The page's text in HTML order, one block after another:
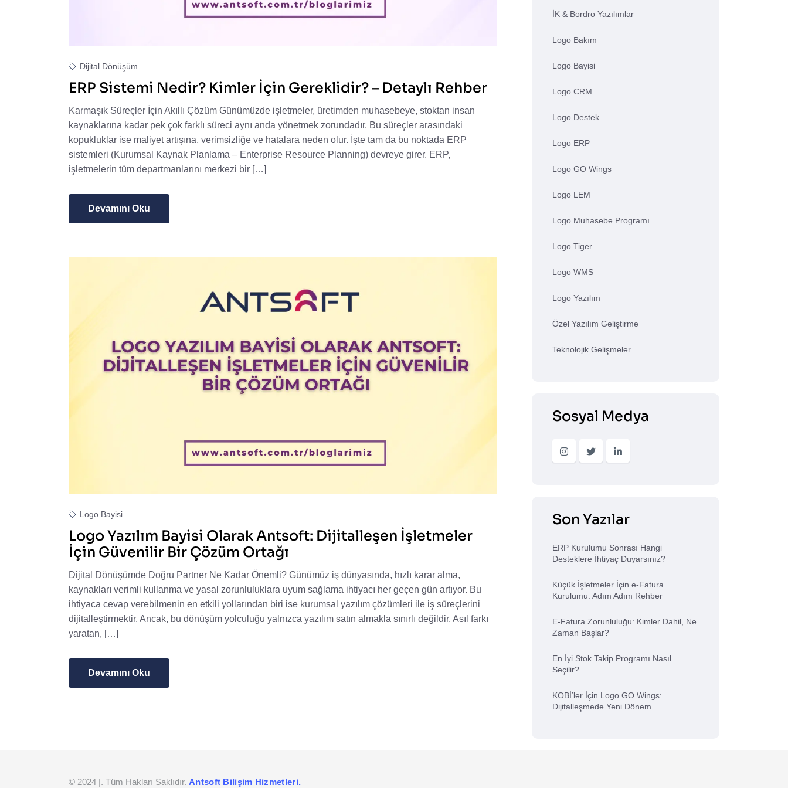
Dijital Dönüşüm
ERP Sistemi Nedir? Kimler İçin Gereklidir? – Detaylı Rehber
Karmaşık Süreçler İçin Akıllı Çözüm Günümüzde işletmeler, üretimden muhasebeye, stoktan insan
kaynaklarına kadar pek çok farklı süreci aynı anda yönetmek zorundadır. Bu süreçler arasındaki
kopukluklar ise maliyet artışına, verimsizliğe ve hatalara neden olur. İşte tam da bu noktada ERP
sistemleri (Kurumsal Kaynak Planlama – Enterprise Resource Planning) devreye girer. ERP,
işletmelerin tüm departmanlarını merkezi bir […]
Devamını Oku
Logo Bayisi
Logo Yazılım Bayisi Olarak Antsoft: Dijitalleşen İşletmeler
İçin Güvenilir Bir Çözüm Ortağı
Dijital Dönüşümde Doğru Partner Ne Kadar Önemli? Günümüz iş dünyasında, hızlı karar alma,
kaynakları verimli kullanma ve yasal zorunluluklara uyum sağlama ihtiyacı her geçen gün artıyor. Bu
ihtiyaca cevap verebilmenin en etkili yollarından biri ise kurumsal yazılım çözümleri ile iş süreçlerini
dijitalleştirmektir. Ancak, bu dönüşüm yolculuğu yalnızca yazılım satın almakla sınırlı değildir. Asıl farkı
yaratan, […]
Devamını Oku
İK & Bordro Yazılımlar
Logo Bakım
Logo Bayisi
Logo CRM
Logo Destek
Logo ERP
Logo GO Wings
Logo LEM
Logo Muhasebe Programı
Logo Tiger
Logo WMS
Logo Yazılım
Özel Yazılım Geliştirme
Teknolojik Gelişmeler
Sosyal Medya
Son Yazılar
ERP Kurulumu Sonrası Hangi
Desteklere İhtiyaç Duyarsınız?
Küçük İşletmeler İçin e-Fatura
Kurulumu: Adım Adım Rehber
E-Fatura Zorunluluğu: Kimler Dahil, Ne
Zaman Başlar?
En İyi Stok Takip Programı Nasıl
Seçilir?
KOBİ’ler İçin Logo GO Wings:
Dijitalleşmede Yeni Dönem
© 2024 |. Tüm Hakları Saklıdır. Antsoft Bilişim Hizmetleri.